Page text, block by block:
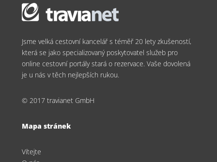
Jsme velká cestovní kancelář s téměř 20 lety zkušeností,
která se jako specializovaný poskytovatel služeb pro
online cestovní portály stará o rezervace. Vaše dovolená
je u nás v těch nejlepších rukou.
© 2017 travianet GmbH
Mapa stránek
Vítejte